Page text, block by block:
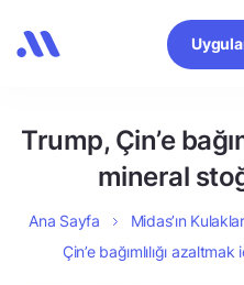
Trump, Çin’e
mineral
Ana Sayfa Midas’ın
Çin’e bağımlılığı